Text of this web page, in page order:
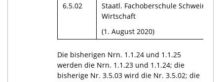
6.5.02
Staatl. Fachoberschule
Wirtschaft
(1. August 2020)
Die bisherigen Nrn. 1.1.24 und 1.1.25
werden die Nrn. 1.1.23 und 1.1.24; die
bisherige Nr. 3.5.03 wird die Nr. 3.5.02; die